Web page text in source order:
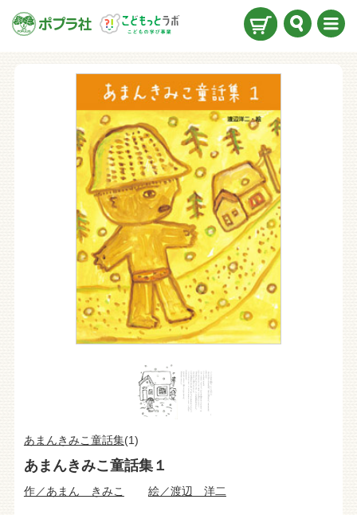
ュー
あまんきみこ童話集(1)
あまんきみこ童話集１
作／あまん きみこ 絵／渡辺 洋二